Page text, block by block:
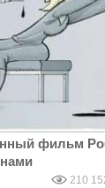
фильм
210